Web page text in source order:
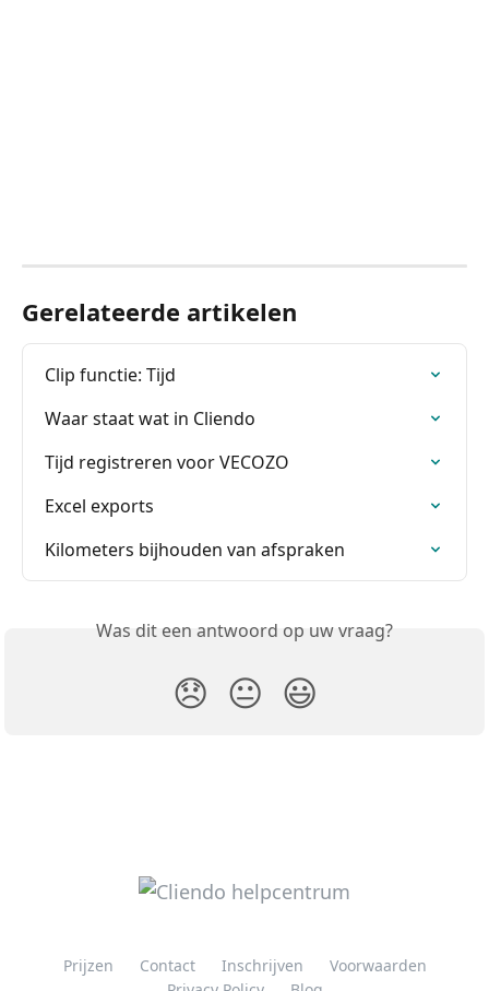
Gerelateerde artikelen
Clip functie: Tijd
Waar staat wat in Cliendo
Tijd registreren voor VECOZO
Excel exports
Kilometers bijhouden van afspraken
Was dit een antwoord op uw vraag?
😞 😐 😃
Prijzen Contact Inschrijven
Voorwaarden